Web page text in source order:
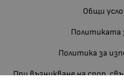
Общи
Политиката
Политика за
При възникване на спор,